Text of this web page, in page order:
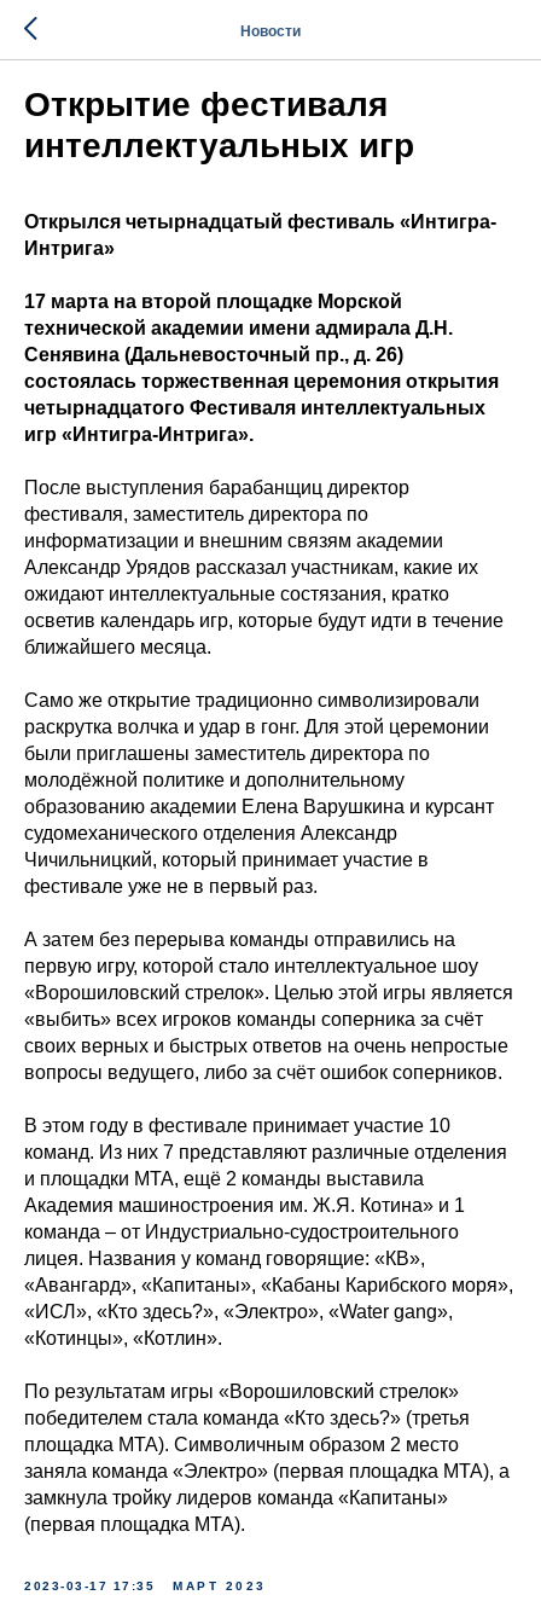
Новости
Открытие фестиваля
интеллектуальных игр
Открылся четырнадцатый фестиваль «Интигра-
Интрига»
17 марта на второй площадке Морской
технической академии имени адмирала Д.Н.
Сенявина (Дальневосточный пр., д. 26)
состоялась торжественная церемония открытия
четырнадцатого Фестиваля интеллектуальных
игр «Интигра-Интрига».
После выступления барабанщиц директор
фестиваля, заместитель директора по
информатизации и внешним связям академии
Александр Урядов рассказал участникам, какие их
ожидают интеллектуальные состязания, кратко
осветив календарь игр, которые будут идти в течение
ближайшего месяца.
Само же открытие традиционно символизировали
раскрутка волчка и удар в гонг. Для этой церемонии
были приглашены заместитель директора по
молодёжной политике и дополнительному
образованию академии Елена Варушкина и курсант
судомеханического отделения Александр
Чичильницкий, который принимает участие в
фестивале уже не в первый раз.
А затем без перерыва команды отправились на
первую игру, которой стало интеллектуальное шоу
«Ворошиловский стрелок». Целью этой игры является
«выбить» всех игроков команды соперника за счёт
своих верных и быстрых ответов на очень непростые
вопросы ведущего, либо за счёт ошибок соперников.
В этом году в фестивале принимает участие 10
команд. Из них 7 представляют различные отделения
и площадки МТА, ещё 2 команды выставила
Академия машиностроения им. Ж.Я. Котина» и 1
команда – от Индустриально-судостроительного
лицея. Названия у команд говорящие: «КВ»,
«Авангард», «Капитаны», «Кабаны Карибского моря»,
«ИСЛ», «Кто здесь?», «Электро», «Water gang»,
«Котинцы», «Котлин».
По результатам игры «Ворошиловский стрелок»
победителем стала команда «Кто здесь?» (третья
площадка МТА). Символичным образом 2 место
заняла команда «Электро» (первая площадка МТА), а
замкнула тройку лидеров команда «Капитаны»
(первая площадка МТА).
2023-03-17 17:35 МАРТ 2023